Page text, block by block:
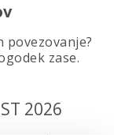
povezovanje?
zase.
2026